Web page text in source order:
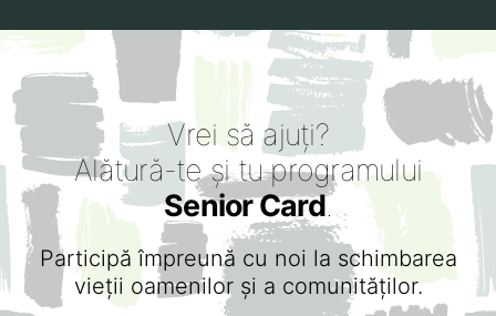
Vrei să ajuți?
Alătură-te și tu programului
Senior Card.
Participă împreună cu noi la schimbarea
vieții oamenilor și a comunităților.